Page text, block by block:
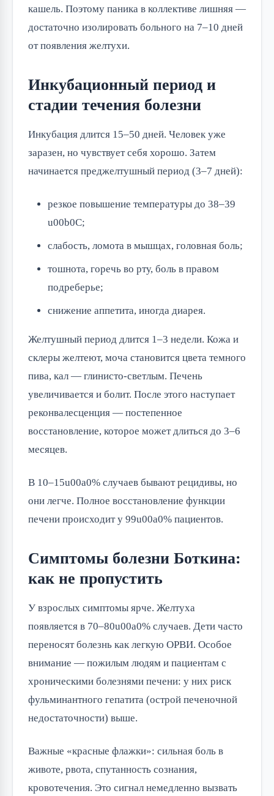
кашель. Поэтому паника в коллективе лишняя —
достаточно изолировать больного на 7–10 дней
от появления желтухи.
Инкубационный период и
стадии течения болезни
Инкубация длится 15–50 дней. Человек уже
заразен, но чувствует себя хорошо. Затем
начинается преджелтушный период (3–7 дней):
резкое повышение температуры до 38–39
u00b0C;
слабость, ломота в мышцах, головная боль;
тошнота, горечь во рту, боль в правом
подреберье;
снижение аппетита, иногда диарея.
Желтушный период длится 1–3 недели. Кожа и
склеры желтеют, моча становится цвета темного
пива, кал — глинисто-светлым. Печень
увеличивается и болит. После этого наступает
реконвалесценция — постепенное
восстановление, которое может длиться до 3–6
месяцев.
В 10–15u00a0% случаев бывают рецидивы, но
они легче. Полное восстановление функции
печени происходит у 99u00a0% пациентов.
Симптомы болезни Боткина:
как не пропустить
У взрослых симптомы ярче. Желтуха
появляется в 70–80u00a0% случаев. Дети часто
переносят болезнь как легкую ОРВИ. Особое
внимание — пожилым людям и пациентам с
хроническими болезнями печени: у них риск
фульминантного гепатита (острой печеночной
недостаточности) выше.
Важные «красные флажки»: сильная боль в
животе, рвота, спутанность сознания,
кровотечения. Это сигнал немедленно вызвать